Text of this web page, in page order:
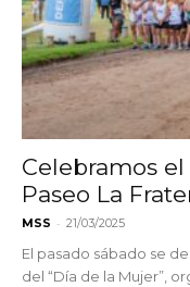
Celebramos
Paseo La
MSS - 21/03/2025
El pasado sábado se
del “Día de la Mujer”,